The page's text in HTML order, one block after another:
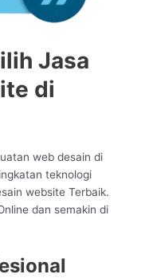
Jasa
di
web desain di
teknologi
website Terbaik.
dan semakin di